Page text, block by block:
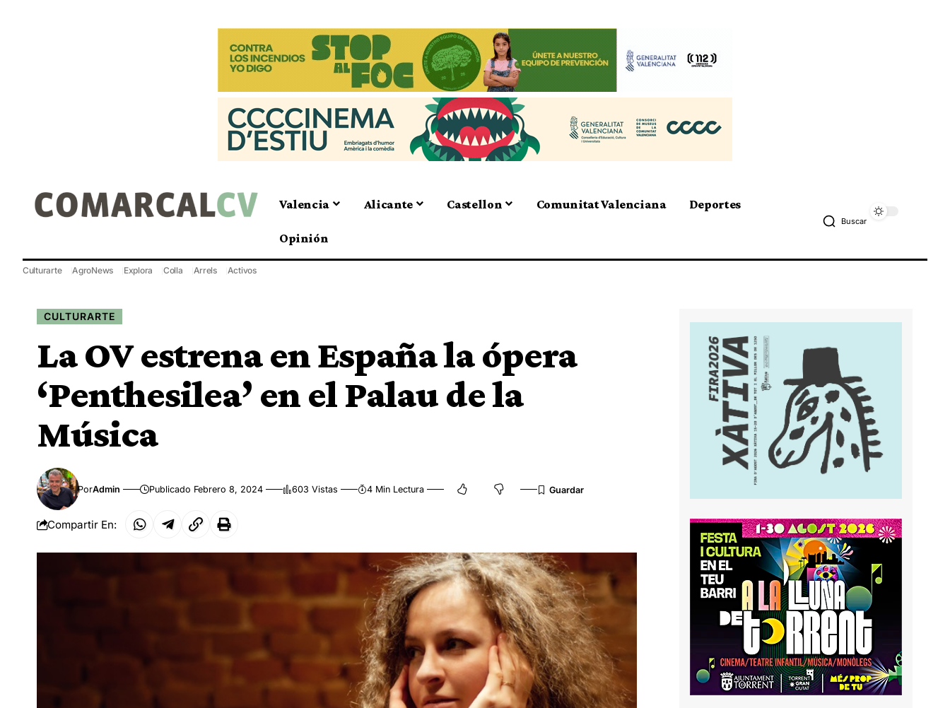
Valencia Alicante Castellon Comunitat Valenciana Deportes
Opinión
Buscar
Culturarte AgroNews Explora Colla Arrels Activos
CULTURARTE
La OV estrena en España la ópera
‘Penthesilea’ en el Palau de la
Música
PorAdmin Publicado Febrero 8, 2024 603 Vistas 4 Min Lectura
Compartir En: